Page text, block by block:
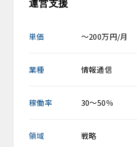
運営支援
単価 ～200万円/月
業種 情報通信
稼働率 30～50％
領域 戦略